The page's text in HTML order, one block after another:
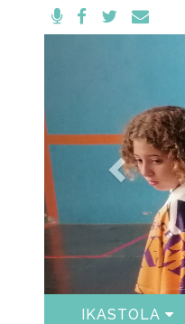
IKASTOLA